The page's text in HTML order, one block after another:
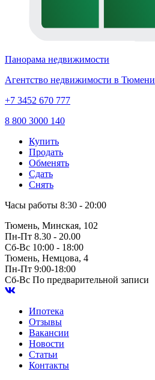
Панорама недвижимости
Агентство недвижимости в Тюмени
+7 3452 670 777
8 800 3000 140
Купить
Продать
Обменять
Сдать
Снять
Часы работы 8:30 - 20:00
Тюмень, Минская, 102
Пн-Пт 8.30 - 20.00
Сб-Вс 10:00 - 18:00
Тюмень, Немцова, 4
Пн-Пт 9:00-18:00
Сб-Вс По предварительной записи
Ипотека
Отзывы
Вакансии
Новости
Статьи
Контакты